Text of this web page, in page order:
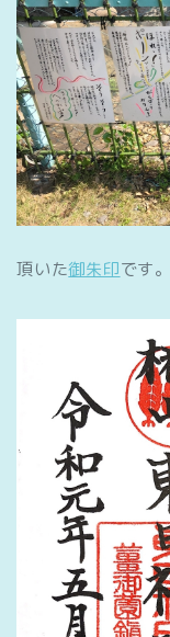
頂いた御朱印です。